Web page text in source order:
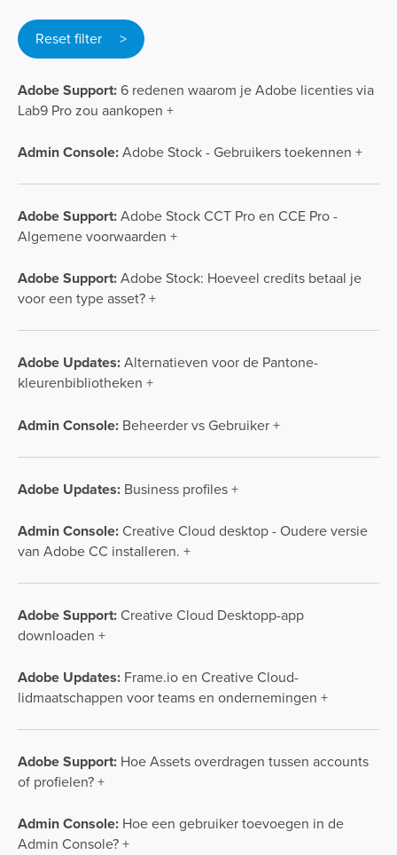
Reset filter >
Adobe Support:6 redenen waarom je Adobe licenties via
Lab9 Pro zou aankopen +
Admin Console:Adobe Stock - Gebruikers toekennen +
Adobe Support:Adobe Stock CCT Pro en CCE Pro -
Algemene voorwaarden +
Adobe Support:Adobe Stock: Hoeveel credits betaal je
voor een type asset? +
Adobe Updates:Alternatieven voor de Pantone-
kleurenbibliotheken +
Admin Console: Beheerder vs Gebruiker +
Adobe Updates: Business profiles +
Admin Console:Creative Cloud desktop - Oudere versie
van Adobe CC installeren. +
Adobe Support:Creative Cloud Desktopp-app
downloaden +
Adobe Updates: Frame.io en Creative Cloud-
lidmaatschappen voor teams en ondernemingen +
Adobe Support: Hoe Assets overdragen tussen accounts
of profielen? +
Admin Console: Hoe een gebruiker toevoegen in de
Admin Console? +